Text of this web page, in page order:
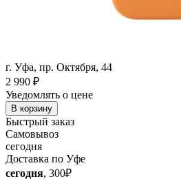
г. Уфа, пр. Октября, 44
2 990 ₽
Уведомлять о цене
В корзину
Быстрый заказ
Самовывоз
сегодня
Доставка по Уфе
сегодня, 300₽